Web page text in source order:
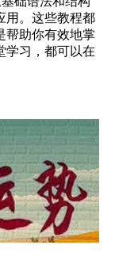
用。这些教程都
帮助你有效地掌
学习，都可以在